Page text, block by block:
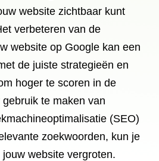
website zichtbaar kunt
verbeteren van de
website op Google kan een
de juiste strategieën en
hoger te scoren in de
te maken van
(SEO)
zoekwoorden, kun je
website vergroten.